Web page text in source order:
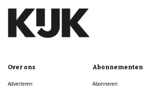
Over ons
Adverteren
Abonnementen
Abonneren